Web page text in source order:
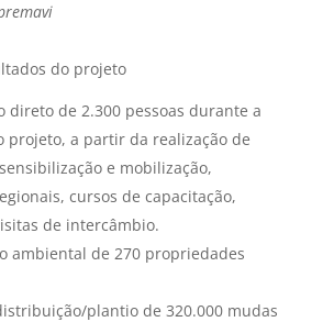
do projeto
direto de 2.300 pessoas durante a
projeto, a partir da realização de
e mobilização,
cursos de capacitação,
de intercâmbio.
ambiental de 270 propriedades
plantio de 320.000 mudas